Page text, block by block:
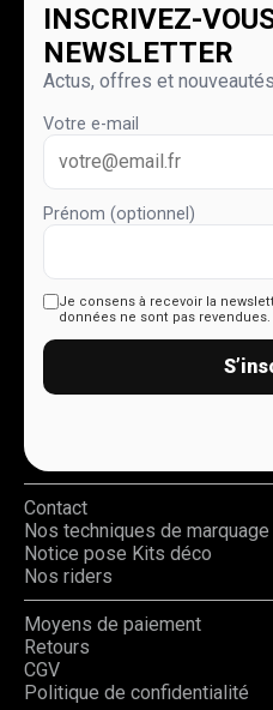
INSCRIVEZ-
NEWSLETTER
Actus, offres et
Votre e-mail
Prénom (optionnel)
Je consens à recevoir la
données ne sont pas revendues.
Contact
Nos techniques de marquage
Notice pose Kits déco
Nos riders
Moyens de paiement
Retours
CGV
Politique de confidentialité